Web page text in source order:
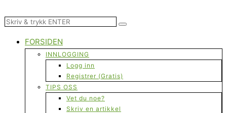
FORSIDEN
INNLOGGING
Logg inn
Registrer (Gratis)
TIPS OSS
Vet du noe?
Skriv en artikkel